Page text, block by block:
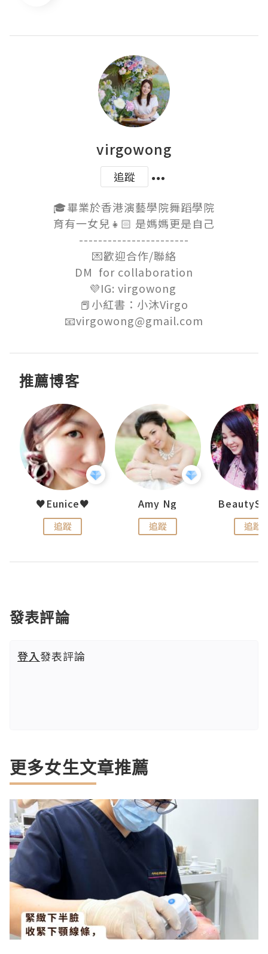
virgowong
追蹤
🎓畢業於香港演藝學院舞蹈學院
育有一女兒👧🏻 是媽媽更是自己
-----------------------
💌歡迎合作/聯絡
DM  for collaboration
💜IG: virgowong
📕小紅書：小沐Virgo
📧virgowong@gmail.com
推薦博客
♥Eunice♥
追蹤
Amy Ng
追蹤 追蹤
發表評論
登入發表評論
更多女生文章推薦